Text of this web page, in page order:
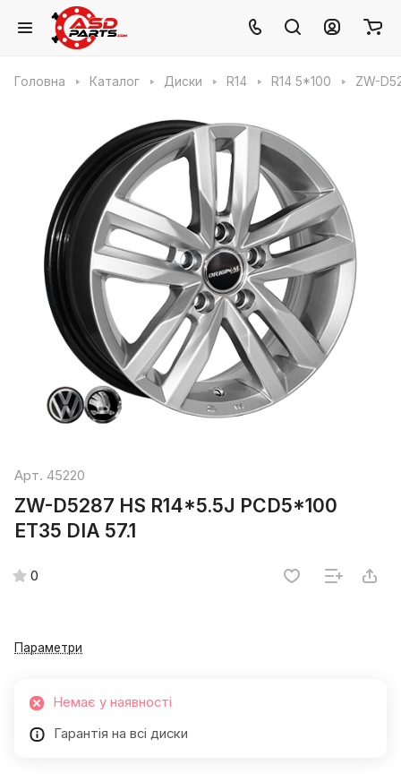
Головна Каталог Диски R14 R14 5*100 ZW-
Арт. 45220
ZW-D5287 HS R14*5.5J PCD5*100
ET35 DIA 57.1
0
Параметри
Немає у наявності
Гарантія на всі диски